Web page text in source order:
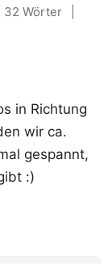
32 Wörter
in Richtung
wir ca.
gespannt,
:)